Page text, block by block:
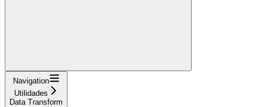
Navigation
Utilidades
Data Transform